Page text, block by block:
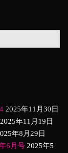
2025年11月30日
2025年11月19日
年8月29日
6月号 2025年5